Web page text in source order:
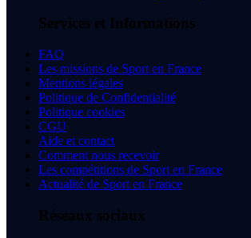
Services et Informations
FAQ
Les missions de Sport en France
Mentions légales
Politique de Confidentialité
Politique cookies
CGU
Aide et contact
Comment nous recevoir
Les compétitions de Sport en France
Actualité de Sport en France
Réseaux sociaux